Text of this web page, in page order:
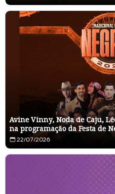
Avine Vinny, Noda de Caju,
na programação da Festa de
22/07/2026